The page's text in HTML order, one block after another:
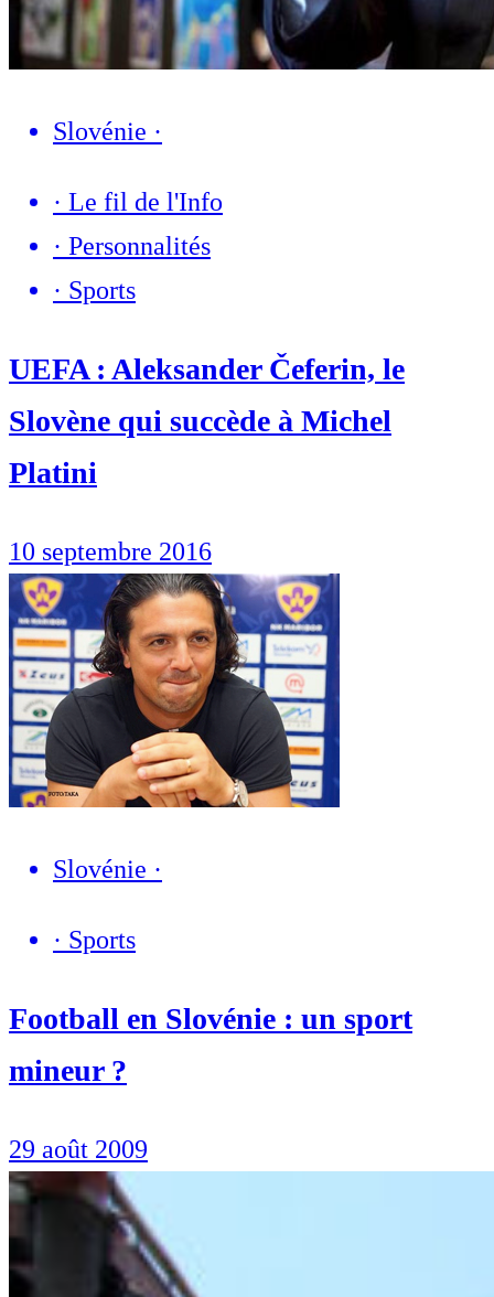
Slovénie ·
· Le fil de l'Info
· Personnalités
· Sports
UEFA : Aleksander Čeferin, le
Slovène qui succède à Michel
Platini
10 septembre 2016
Slovénie ·
· Sports
Football en Slovénie : un sport
mineur ?
29 août 2009